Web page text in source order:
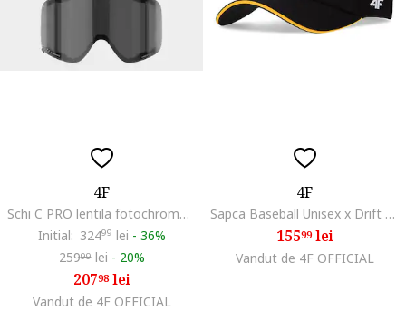
4F
Schi C PRO lentila fotochromatica si polarizata, neagra, universala
Initial: 32499 lei - 36%
25999lei - 20%
20798lei
Vandut de 4F OFFICIAL
4F
Sapca Baseball Unisex x Drift Masters, Vara, Cozoroc Curbat, Broderie, Reglabila, Bumbac, SS25
15599lei
Vandut de 4F OFFICIAL